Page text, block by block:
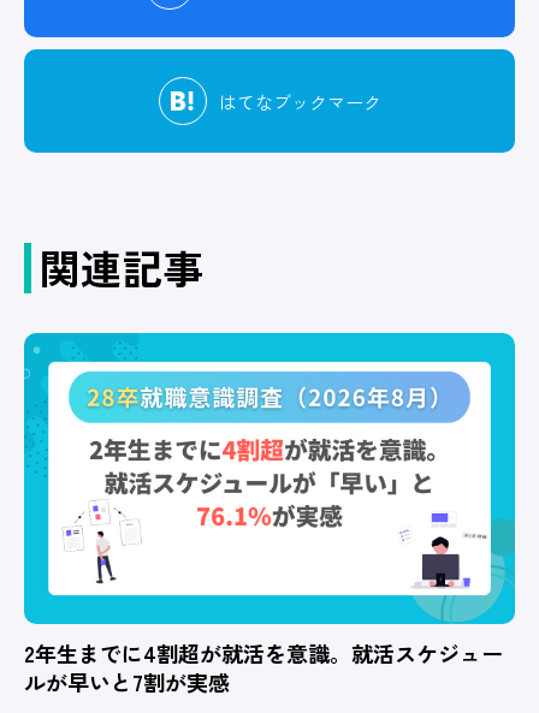
はてなブックマーク
関連記事
2年生までに4割超が就活を意識。就活スケジュー
ルが早いと7割が実感